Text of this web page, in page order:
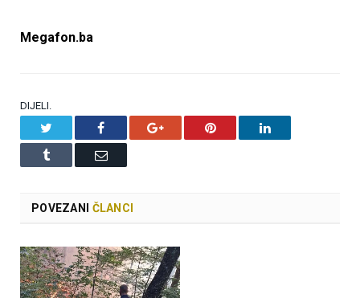
Megafon.ba
DIJELI.
Facebook Google+ Pinterest LinkedIn
Tumblr Email
POVEZANI ČLANCI